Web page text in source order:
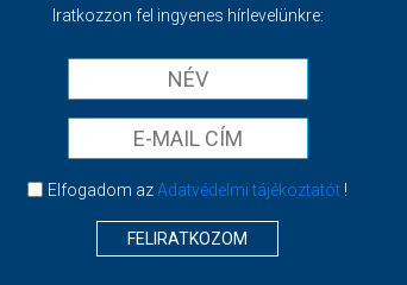
Iratkozzon fel ingyenes hírlevelünkre:
Elfogadom azAdatvédelmi tájékoztatót !
FELIRATKOZOM